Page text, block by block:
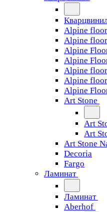
Alpine
Alpine
Alpine
Alpine
Alpine
Alpine
Alpine
Art Stone
Art
Art
Art Stone
Decoria
Fargo
Ламинат
Ламинат
Aberhof